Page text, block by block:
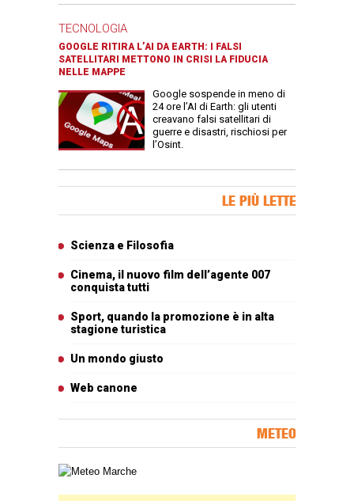
TECNOLOGIA
GOOGLE RITIRA L’AI DA EARTH: I FALSI
SATELLITARI METTONO IN CRISI LA FIDUCIA
NELLE MAPPE
Google sospende in meno di
24 ore l’AI di Earth: gli utenti
creavano falsi satellitari di
guerre e disastri, rischiosi per
l’Osint.
LE PIÙ LETTE
Scienza e Filosofia
Cinema, il nuovo film dell’agente 007
conquista tutti
Sport, quando la promozione è in alta
stagione turistica
Un mondo giusto
Web canone
METEO
Carta meteorologica delle Marche